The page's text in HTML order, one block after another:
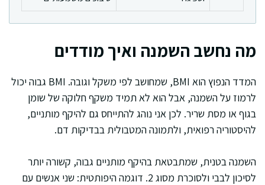
מה נחשב השמנה ואיך מודדים
המדד הנפוץ הוא BMI, שמחושב לפי משקל וגובה. BMI גבוה יכול
לרמוז על השמנה, אבל הוא לא תמיד משקף חלוקה של שומן
בגוף או מסת שריר. לכן אני נוהג להתייחס גם להיקף מותניים,
להיסטוריה רפואית, ולתמונה המטבולית בבדיקות דם.
השמנה בטנית, שמתבטאת בהיקף מותניים גבוה, קשורה יותר
לסיכון לבבי ולסוכרת מסוג 2. דוגמה היפותטית: שני אנשים עם